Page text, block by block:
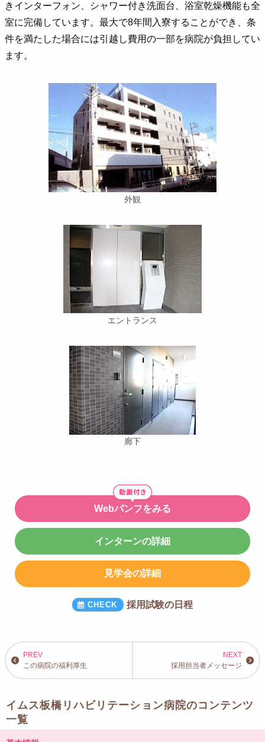
きインターフォン、シャワー付き洗面台、浴室乾燥機能も全
室に完備しています。最大で8年間入寮することができ、条
件を満たした場合には引越し費用の一部を病院が負担してい
ます。
外観
エントランス
廊下
Webパンフをみる
インターンの詳細
見学会の詳細
採用試験の日程
この病院の福利厚生 採用担当者メッセージ
イムス板橋リハビリテーション病院のコンテンツ
一覧